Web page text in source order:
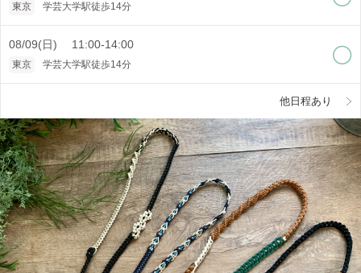
東京 学芸大学駅徒歩14分
08/09(日) 11:00-14:00
東京 学芸大学駅徒歩14分
他日程あり